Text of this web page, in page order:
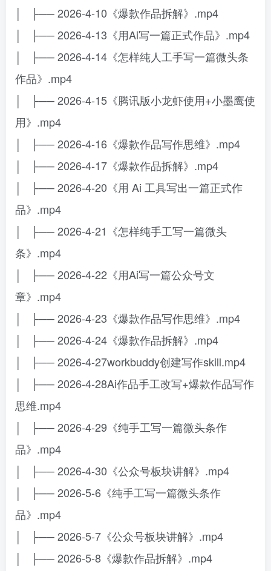
│ ├── 2026-4-10《爆款作品拆解》.mp4
│ ├── 2026-4-13《用Ai写一篇正式作品》.mp4
│ ├── 2026-4-14《怎样纯人工手写一篇微头条
作品》.mp4
│ ├── 2026-4-15《腾讯版小龙虾使用+小墨鹰使
用》.mp4
│ ├── 2026-4-16《爆款作品写作思维》.mp4
│ ├── 2026-4-17《爆款作品拆解》.mp4
│ ├── 2026-4-20《用 Ai 工具写出一篇正式作
品》.mp4
│ ├── 2026-4-21《怎样纯手工写一篇微头
条》.mp4
│ ├── 2026-4-22《用Ai写一篇公众号文
章》.mp4
│ ├── 2026-4-23《爆款作品写作思维》.mp4
│ ├── 2026-4-24《爆款作品拆解》.mp4
│ ├── 2026-4-27workbuddy创建写作skill.mp4
│ ├── 2026-4-28Ai作品手工改写+爆款作品写作
思维.mp4
│ ├── 2026-4-29《纯手工写一篇微头条作
品》.mp4
│ ├── 2026-4-30《公众号板块讲解》.mp4
│ ├── 2026-5-6《纯手工写一篇微头条作
品》.mp4
│ ├── 2026-5-7《公众号板块讲解》.mp4
│ ├── 2026-5-8《爆款作品拆解》.mp4